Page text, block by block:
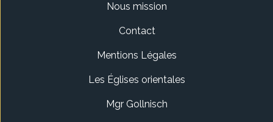
Nous mission
Contact
Mentions Légales
Les Églises orientales
Mgr Gollnisch